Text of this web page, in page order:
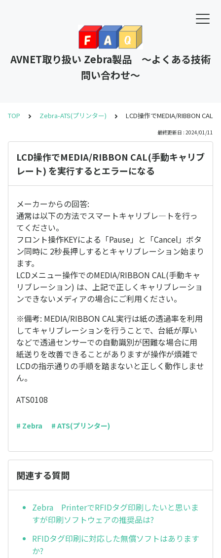
AVNET取り扱い Zebra製品 ～よくある技術
問い合わせ～
TOP Zebra-ATS(プリンター) LCD操作でMEDIA/RIBBON
最終更新日 : 2024/01/11
LCD操作でMEDIA/RIBBON CAL(手動キャリブ
レート) を実行するとエラーになる
メーカーからの回答:
通常は以下の方法でスマートキャリブレ—トを行っ
てください。
フロント操作KEYによる「Pause」と「Cancel」ボタ
ン同時に 2秒長押しするとキャリブレーション始まり
ます。
LCDメニュー操作でのMEDIA/RIBBON CAL(手動キャ
リブレーション) は、上記で正しくキャリブレーショ
ンできないメディアの場合にご利用ください。
※備考: MEDIA/RIBBON CAL実行は紙の透過率を利用
してキャリブレーションを行うことで、台紙が厚い
などで透過センサーでの自動識別が困難な場合に用
紙送りを改善できることがありますが操作が煩雑で
LCDの指示通りの手順を踏まないと正しく動作しませ
ん。
ATS0108
# Zebra # ATS(プリンター)
関連する質問
Zebra PrinterでRFIDタグ印刷したいと思いま
すが印刷ソフトウェアの推奨品は?
RFIDタグ印刷に対応した無償ソフトはあります
か?